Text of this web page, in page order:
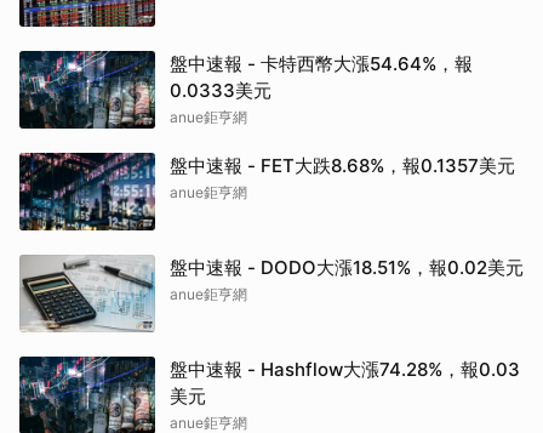
盤中速報 - 卡特西幣大漲54.64%，報
0.0333美元
anue鉅亨網
盤中速報 - FET大跌8.68%，報0.1357美元
anue鉅亨網
盤中速報 - DODO大漲18.51%，報0.02美元
anue鉅亨網
盤中速報 - Hashflow大漲74.28%，報0.03
美元
anue鉅亨網